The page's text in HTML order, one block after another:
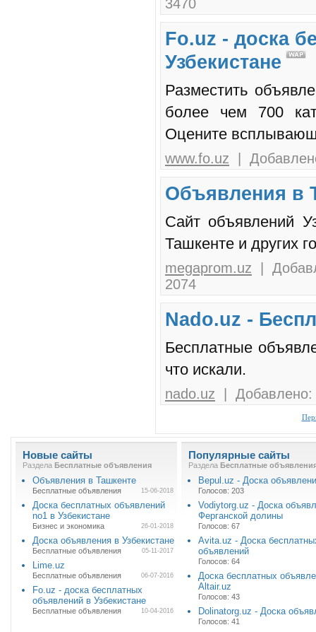
3470
Fo.uz - доска
Узбекистане
Разместить
более чем 700
Оцените
www.fo.uz |
Объявления в
Cайт объявлений
Ташкенте и других
megaprom.uz |
2074
Nado.uz -
Бесплатные
что искали.
nado.uz | Добавлено:
Новые сайты
Раздела Бесплатные объявления
Объявления в Ташкенте
Бесплатные объявления 15-06-2018
Доска бесплатных объявлений
no1 в Узбекистане
Бизнес и экономика 26-01-2018
Доска объявления в Узбекистане
Бесплатные объявления 05-11-2017
Lime.uz
Бесплатные объявления 06-07-2016
Fo.uz - доска бесплатных
объявлений в Узбекистане
Бесплатные объявления 10-04-2016
Популярные сайты
Раздела Бесплатные
Bepul.uz - Доска
Голосов: 203
Vodiytorg.uz - Доска
Ферганской долины
Голосов: 67
Avita.uz - Доска
объявлений
Голосов: 64
Доска бесплатных
Altair.uz
Голосов: 43
Dolinatorg.uz - Доска
Голосов: 41